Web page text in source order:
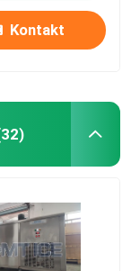
Kontakt